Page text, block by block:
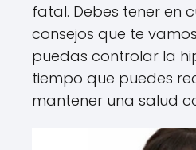
fatal. Debes tener en
consejos que te
puedas controlar la
tiempo que puedes
mantener una salud